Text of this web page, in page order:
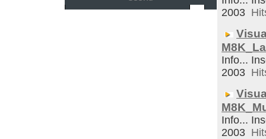
2003
Info...
2003
Info...
2003